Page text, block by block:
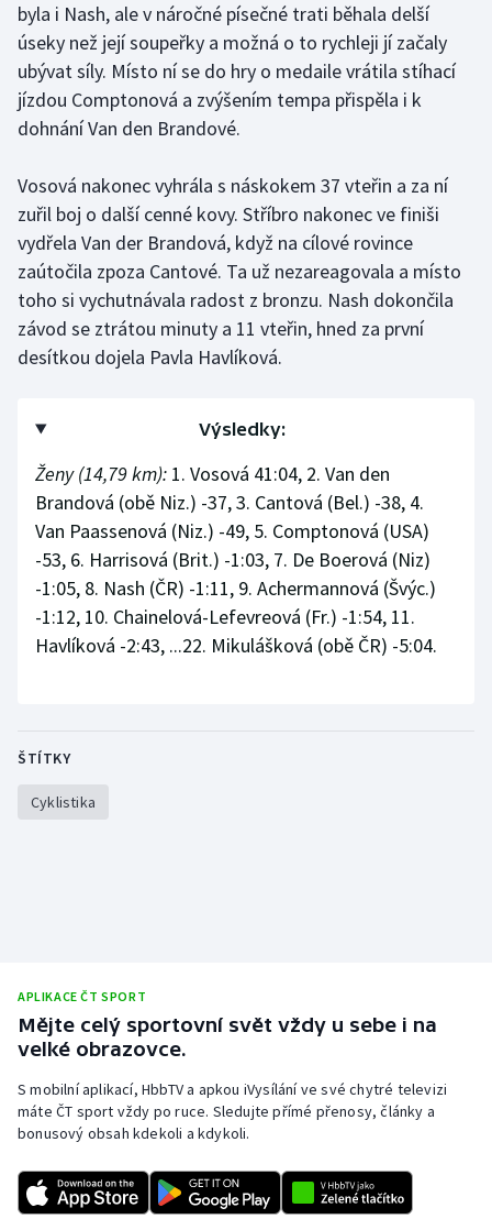
Rychlobruslení
Rychlostní kanoistika
Short track
Sportovní střelba
Stolní tenis
Triatlon
Veslování
Ostatní
byla i Nash, ale v náročné písečné trati běhala delší
úseky než její soupeřky a možná o to rychleji jí začaly
ubývat síly. Místo ní se do hry o medaile vrátila stíhací
jízdou Comptonová a zvýšením tempa přispěla i k
dohnání Van den Brandové.
Vosová nakonec vyhrála s náskokem 37 vteřin a za ní
zuřil boj o další cenné kovy. Stříbro nakonec ve finiši
vydřela Van der Brandová, když na cílové rovince
zaútočila zpoza Cantové. Ta už nezareagovala a místo
toho si vychutnávala radost z bronzu. Nash dokončila
závod se ztrátou minuty a 11 vteřin, hned za první
desítkou dojela Pavla Havlíková.
Výsledky:
Ženy (14,79 km): 1. Vosová 41:04, 2. Van den
Brandová (obě Niz.) -37, 3. Cantová (Bel.) -38, 4.
Van Paassenová (Niz.) -49, 5. Comptonová (USA)
-53, 6. Harrisová (Brit.) -1:03, 7. De Boerová (Niz)
-1:05, 8. Nash (ČR) -1:11, 9. Achermannová (Švýc.)
-1:12, 10. Chainelová-Lefevreová (Fr.) -1:54, 11.
Havlíková -2:43, ...22. Mikulášková (obě ČR) -5:04.
ŠTÍTKY
Cyklistika
APLIKACE ČT SPORT
Mějte celý sportovní svět vždy u sebe i na
velké obrazovce.
S mobilní aplikací, HbbTV a apkou iVysílání ve své chytré televizi
máte ČT sport vždy po ruce. Sledujte přímé přenosy, články a
bonusový obsah kdekoli a kdykoli.